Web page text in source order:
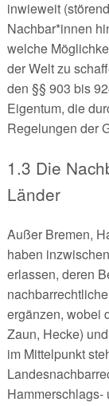
inwieweit
Nachbar*innen
welche
der Welt zu
den §§ 903 bis
Eigentum, die
Regelungen der
1.3 Die
Länder
Außer Bremen,
haben
erlassen, deren
ergänzen, wobei
Zaun, Hecke)
im Mittelpunkt
Hammerschlags-